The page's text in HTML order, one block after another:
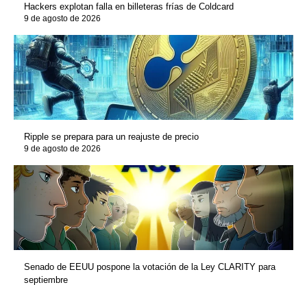
Hackers explotan falla en billeteras frías de Coldcard
9 de agosto de 2026
Ripple se prepara para un reajuste de precio
9 de agosto de 2026
Senado de EEUU pospone la votación de la Ley CLARITY para
septiembre